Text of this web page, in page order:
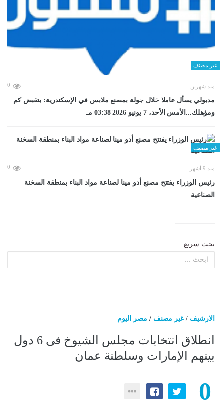
غير مصنف
منذ شهرين 0
مدبولي يسأل عاملا خلال جولة بمصنع ملابس في الإسكندرية: بتقبض كم
ومؤهلك...الأمس الأحد، 7 يونيو 2026 03:38 مـ
غير مصنف
منذ 9 أشهر 0
رئيس الوزراء يفتتح مصنع أدو مينا لصناعة مواد البناء بمنطقة السخنة
الصناعية
بحث سريع:
الارشيف /غير مصنف / مصر اليوم
انطلاق انتخابات مجلس الشيوخ فى 6 دول
بينهم الإمارات وسلطنة عمان
0